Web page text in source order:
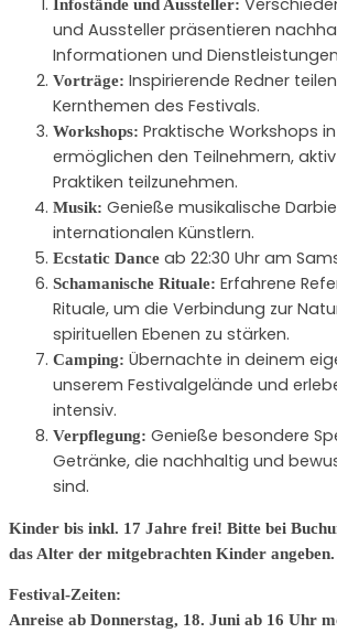
Infostände und Aussteller:
und Aussteller präsentieren
Informationen und
Vorträge: Inspirierende Redner
Kernthemen des Festivals.
Workshops: Praktische Workshops
ermöglichen den Teilnehmern,
Praktiken teilzunehmen.
Musik: Genieße musikalische
internationalen Künstlern.
Ecstatic Dance ab 22:30 Uhr am
Schamanische Rituale: Erfahrene
Rituale, um die Verbindung zur
spirituellen Ebenen zu stärken.
Camping: Übernachte in deinem
unserem Festivalgelände und
intensiv.
Verpflegung: Genieße besondere
Getränke, die nachhaltig und
sind.
Kinder bis inkl. 17 Jahre frei! Bitte bei
das Alter der mitgebrachten Kinder angeben.
Festival-Zeiten:
Anreise ab Donnerstag, 18. Juni ab 16 Uhr